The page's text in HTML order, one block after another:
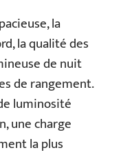
la
la qualité des
de nuit
de rangement.
luminosité
une charge
la plus